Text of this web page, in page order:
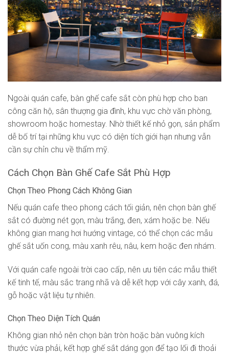
Ngoài quán cafe, bàn ghế cafe sắt còn phù hợp cho ban
công căn hộ, sân thượng gia đình, khu vực chờ văn phòng,
showroom hoặc homestay. Nhờ thiết kế nhỏ gọn, sản phẩm
dễ bố trí tại những khu vực có diện tích giới hạn nhưng vẫn
cần sự chỉn chu về thẩm mỹ.
Cách Chọn Bàn Ghế Cafe Sắt Phù Hợp
Chọn Theo Phong Cách Không Gian
Nếu quán cafe theo phong cách tối giản, nên chọn bàn ghế
sắt có đường nét gọn, màu trắng, đen, xám hoặc be. Nếu
không gian mang hơi hướng vintage, có thể chọn các mẫu
ghế sắt uốn cong, màu xanh rêu, nâu, kem hoặc đen nhám.
Với quán cafe ngoài trời cao cấp, nên ưu tiên các mẫu thiết
kế tinh tế, màu sắc trang nhã và dễ kết hợp với cây xanh, đá,
gỗ hoặc vật liệu tự nhiên.
Chọn Theo Diện Tích Quán
Không gian nhỏ nên chọn bàn tròn hoặc bàn vuông kích
thước vừa phải, kết hợp ghế sắt dáng gọn để tạo lối đi thoải